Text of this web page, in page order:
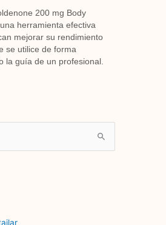
200 mg Body
herramienta efectiva
mejorar su rendimiento
se utilice de forma
la guía de un profesional.